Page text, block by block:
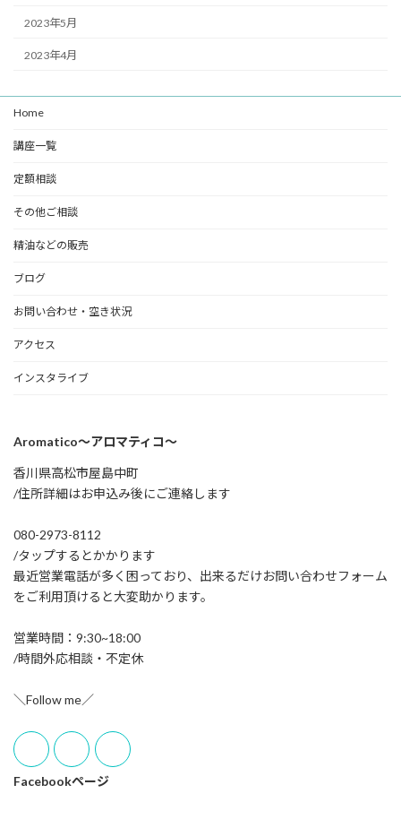
2023年5月
2023年4月
Home
講座一覧
定額相談
その他ご相談
精油などの販売
ブログ
お問い合わせ・空き状況
アクセス
インスタライブ
Aromatico～アロマティコ～
香川県高松市屋島中町
/住所詳細はお申込み後にご連絡します
080-2973-8112
/タップするとかかります
最近営業電話が多く困っており、出来るだけお問い合わせフォーム
をご利用頂けると大変助かります。
営業時間：9:30~18:00
/時間外応相談・不定休
＼Follow me／
Facebookページ